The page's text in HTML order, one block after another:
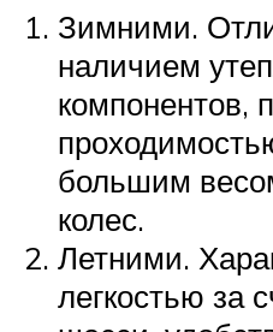
Зимними.
наличием
компонентов,
большим
колес.
Летними.
легкостью за